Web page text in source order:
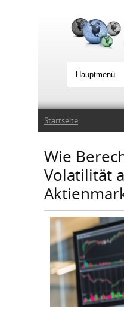
Sie sind hier
Startseite
Wie
Volatilität